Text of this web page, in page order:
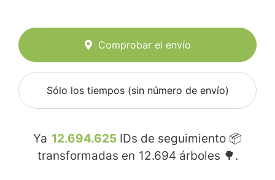
Comprobar el envío
Sólo los tiempos (sin número de envío)
Ya 12.694.625 IDs de seguimiento 📦
transformadas en 12.694 árboles 🌳.